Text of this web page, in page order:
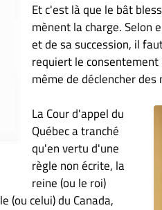
Et c'est là que le bât
mènent la charge. Selon
et de sa succession, il
requiert le
même de déclencher
La Cour d'appel du
Québec a tranché
qu'en vertu d'une
règle non écrite, la
reine (ou le roi)
(ou celui) du Canada,